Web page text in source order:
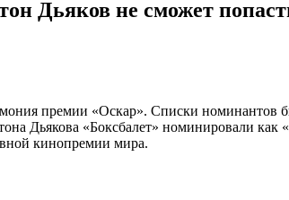
Дьяков не сможет
премии «Оскар». Списки номинантов
Дьякова «Боксбалет» номинировали
кинопремии мира.